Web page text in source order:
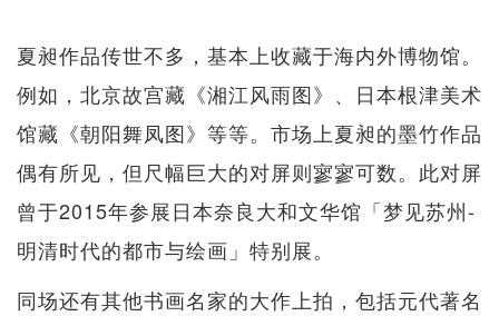
夏昶作品传世不多，基本上收藏于海内外博物馆。
例如，北京故宫藏《湘江风雨图》、日本根津美术
馆藏《朝阳舞凤图》等等。市场上夏昶的墨竹作品
偶有所见，但尺幅巨大的对屏则寥寥可数。此对屏
曾于2015年参展日本奈良大和文华馆「梦见苏州-
明清时代的都市与绘画」特别展。
同场还有其他书画名家的大作上拍，包括元代著名